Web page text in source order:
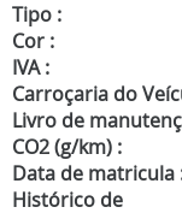
Tipo :
Cor :
IVA :
Carroçaria do
Livro de
CO2 (g/km) :
Data de matricula
Histórico de